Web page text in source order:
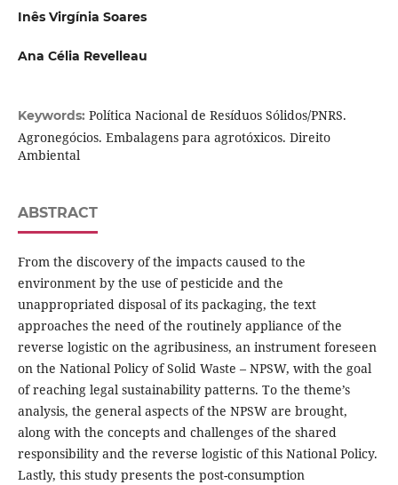
Inês Virgínia Soares
Ana Célia Revelleau
Keywords: Política Nacional de Resíduos Sólidos/PNRS.
Agronegócios. Embalagens para agrotóxicos. Direito
Ambiental
ABSTRACT
From the discovery of the impacts caused to the
environment by the use of pesticide and the
unappropriated disposal of its packaging, the text
approaches the need of the routinely appliance of the
reverse logistic on the agribusiness, an instrument foreseen
on the National Policy of Solid Waste – NPSW, with the goal
of reaching legal sustainability patterns. To the theme’s
analysis, the general aspects of the NPSW are brought,
along with the concepts and challenges of the shared
responsibility and the reverse logistic of this National Policy.
Lastly, this study presents the post-consumption